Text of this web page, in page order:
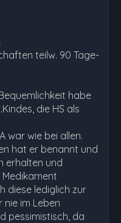
teilw. 90 Tage-
habe
die HS als
war wie bei allen.
hat er benannt und
erhalten und
Medikament
diese lediglich zur
nie im Leben
pessimistisch, da